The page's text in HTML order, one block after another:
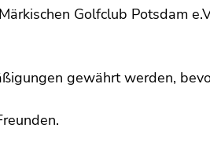
Golfclub Potsdam
gewährt werden,